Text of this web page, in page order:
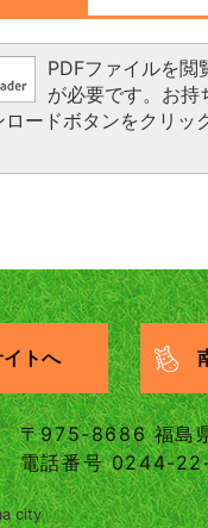
PDFファイルを
が必要です。お
ードボタンをクリ
トへ
〒975-8686 福島
電話番号 0244-
city